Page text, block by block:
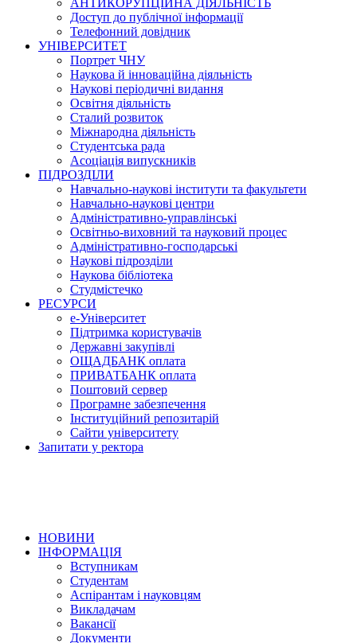
Доступ до публічної інформації
Телефонний довідник
УНІВЕРСИТЕТ
Портрет ЧНУ
Наукова й інноваційна діяльність
Наукові періодичні видання
Освітня діяльність
Сталий розвиток
Міжнародна діяльність
Студентська рада
Асоціація випускників
ПІДРОЗДІЛИ
Навчально-наукові інститути та факультети
Навчально-наукові центри
Адміністративно-управлінські
Освітньо-виховний та науковий процес
Адміністративно-господарські
Наукові підрозділи
Наукова бібліотека
Студмістечко
РЕСУРСИ
е-Університет
Підтримка користувачів
Державні закупівлі
ОЩАДБАНК оплата
ПРИВАТБАНК оплата
Поштовий сервер
Програмне забезпечення
Інституційний репозитарій
Сайти університету
Запитати у ректора
НОВИНИ
ІНФОРМАЦІЯ
Вступникам
Студентам
Аспірантам і науковцям
Викладачам
Вакансії
Документи